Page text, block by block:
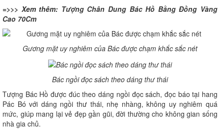
=>>> Xem thêm: Tượng Chân Dung Bác Hồ Bằng Đồng Vàng
Cao 70Cm
Gương mặt uy nghiêm của Bác được chạm khắc sắc nét
Bác ngồi đọc sách theo dáng thư thái
Tượng Bác Hồ được đúc theo dáng ngồi đọc sách, đọc báo tại hang
Pác Bó với dáng ngồi thư thái, nhẹ nhàng, không uy nghiêm quá
mức, giúp mang lại vẻ đẹp gần gũi, đời thường cho không gian sống
nhà gia chủ.